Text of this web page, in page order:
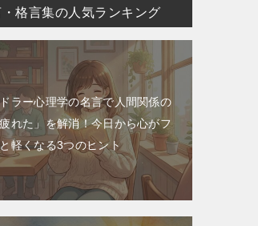
格言集の人気ランキング
ラー心理学の名言で人間関係の
疲れた」を解消！今日から心がフ
軽くなる3つのヒント